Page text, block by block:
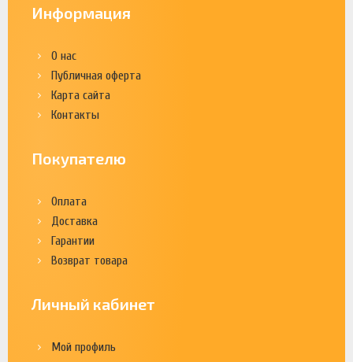
Информация
О нас
Публичная оферта
Карта сайта
Контакты
Покупателю
Оплата
Доставка
Гарантии
Возврат товара
Личный кабинет
Мой профиль